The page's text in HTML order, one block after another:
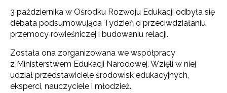
3 października w Ośrodku Rozwoju Edukacji odbyła się
debata podsumowująca Tydzień o przeciwdziałaniu
przemocy rówieśniczej i budowaniu relacji.
Została ona zorganizowana we współpracy
z Ministerstwem Edukacji Narodowej. Wzięli w niej
udział przedstawiciele środowisk edukacyjnych,
eksperci, nauczyciele i młodzież.